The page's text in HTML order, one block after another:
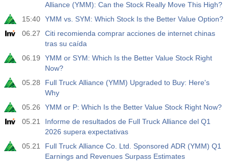
Alliance (YMM): Can the Stock Really Move This High?
15:40 YMM vs. SYM: Which Stock Is the Better Value Option?
06.27
Citi recomienda comprar acciones de internet chinas
tras su caída
06.19
YMM or SYM: Which Is the Better Value Stock Right
Now?
05.28
Full Truck Alliance (YMM) Upgraded to Buy: Here's
Why
05.26
YMM or P: Which Is the Better Value Stock Right Now?
05.21
Informe de resultados de Full Truck Alliance del Q1
2026 supera expectativas
05.21
Full Truck Alliance Co. Ltd. Sponsored ADR (YMM) Q1
Earnings and Revenues Surpass Estimates